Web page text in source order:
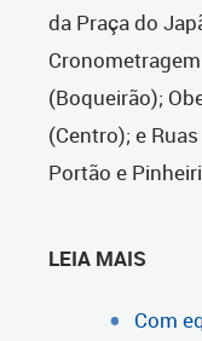
da Praça do
(Boqueirão);
(Centro); e
Portão e
LEIA MAIS
Com